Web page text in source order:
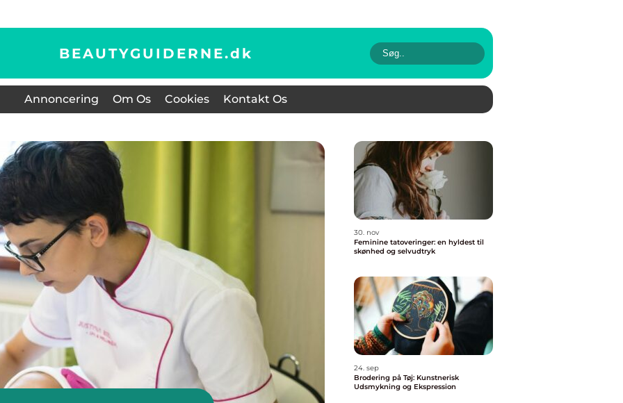
BEAUTYGUIDERNE.dk
Annoncering Om Os Cookies Kontakt Os
30. nov
Feminine tatoveringer: en hyldest til
skønhed og selvudtryk
24. sep
Brodering på Tøj: Kunstnerisk
Udsmykning og Ekspression